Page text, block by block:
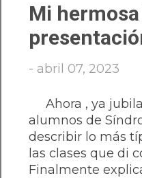
Mi
- abril 07, 2023
Ahora , ya
alumnos de
describir lo más
las clases que di
Finalmente